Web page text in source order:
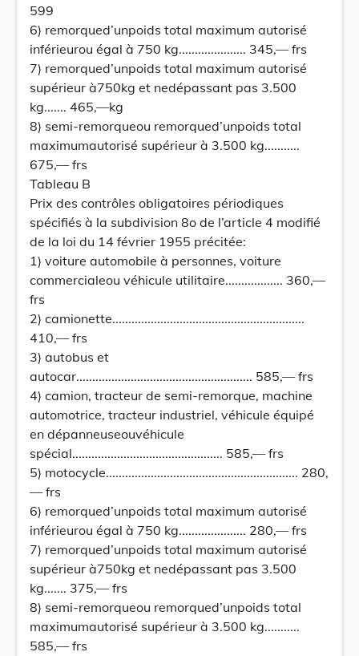
599
6) remorqued’unpoids total maximum autorisé
inférieurou égal à 750 kg..................... 345,— frs
7) remorqued’unpoids total maximum autorisé
supérieur à750kg et nedépassant pas 3.500
kg....... 465,—kg
8) semi-remorqueou remorqued’unpoids total
maximumautorisé supérieur à 3.500 kg...........
675,— frs
Tableau B
Prix des contrôles obligatoires périodiques
spécifiés à la subdivision 8o de l’article 4 modifié
de la loi du 14 février 1955 précitée:
1) voiture automobile à personnes, voiture
commercialeou véhicule utilitaire.................. 360,—
frs
2) camionette............................................................
410,— frs
3) autobus et
autocar....................................................... 585,— frs
4) camion, tracteur de semi-remorque, machine
automotrice, tracteur industriel, véhicule équipé
en dépanneuseouvéhicule
spécial............................................... 585,— frs
5) motocycle............................................................ 280,
— frs
6) remorqued’unpoids total maximum autorisé
inférieurou égal à 750 kg..................... 280,— frs
7) remorqued’unpoids total maximum autorisé
supérieur à750kg et nedépassant pas 3.500
kg....... 375,— frs
8) semi-remorqueou remorqued’unpoids total
maximumautorisé supérieur à 3.500 kg...........
585,— frs